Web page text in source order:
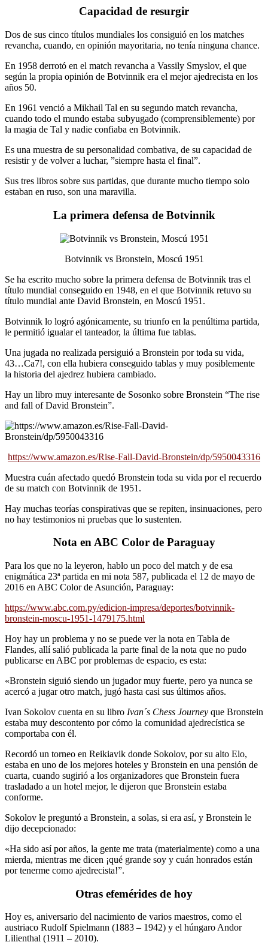
Capacidad de resurgir
Dos de sus cinco títulos mundiales los consiguió en los matches
revancha, cuando, en opinión mayoritaria, no tenía ninguna chance.
En 1958 derrotó en el match revancha a Vassily Smyslov, el que
según la propia opinión de Botvinnik era el mejor ajedrecista en los
años 50.
En 1961 venció a Mikhail Tal en su segundo match revancha,
cuando todo el mundo estaba subyugado (comprensiblemente) por
la magia de Tal y nadie confiaba en Botvinnik.
Es una muestra de su personalidad combativa, de su capacidad de
resistir y de volver a luchar, ”siempre hasta el final”.
Sus tres libros sobre sus partidas, que durante mucho tiempo solo
estaban en ruso, son una maravilla.
La primera defensa de Botvinnik
Botvinnik vs Bronstein, Moscú 1951
Se ha escrito mucho sobre la primera defensa de Botvinnik tras el
título mundial conseguido en 1948, en el que Botvinnik retuvo su
título mundial ante David Bronstein, en Moscú 1951.
Botvinnik lo logró agónicamente, su triunfo en la penúltima partida,
le permitió igualar el tanteador, la última fue tablas.
Una jugada no realizada persiguió a Bronstein por toda su vida,
43…Ca7!, con ella hubiera conseguido tablas y muy posiblemente
la historia del ajedrez hubiera cambiado.
Hay un libro muy interesante de Sosonko sobre Bronstein “The rise
and fall of David Bronstein”.
https://www.amazon.es/Rise-Fall-David-Bronstein/dp/5950043316
Muestra cuán afectado quedó Bronstein toda su vida por el recuerdo
de su match con Botvinnik de 1951.
Hay muchas teorías conspirativas que se repiten, insinuaciones, pero
no hay testimonios ni pruebas que lo sustenten.
Nota en ABC Color de Paraguay
Para los que no la leyeron, hablo un poco del match y de esa
enigmática 23ª partida en mi nota 587, publicada el 12 de mayo de
2016 en ABC Color de Asunción, Paraguay:
https://www.abc.com.py/edicion-impresa/deportes/botvinnik-
bronstein-moscu-1951-1479175.html
Hoy hay un problema y no se puede ver la nota en Tabla de
Flandes, allí salió publicada la parte final de la nota que no pudo
publicarse en ABC por problemas de espacio, es esta:
«Bronstein siguió siendo un jugador muy fuerte, pero ya nunca se
acercó a jugar otro match, jugó hasta casi sus últimos años.
Ivan Sokolov cuenta en su libro Ivan´s Chess Journey que Bronstein
estaba muy descontento por cómo la comunidad ajedrecística se
comportaba con él.
Recordó un torneo en Reikiavik donde Sokolov, por su alto Elo,
estaba en uno de los mejores hoteles y Bronstein en una pensión de
cuarta, cuando sugirió a los organizadores que Bronstein fuera
trasladado a un hotel mejor, le dijeron que Bronstein estaba
conforme.
Sokolov le preguntó a Bronstein, a solas, si era así, y Bronstein le
dijo decepcionado:
«Ha sido así por años, la gente me trata (materialmente) como a una
mierda, mientras me dicen ¡qué grande soy y cuán honrados están
por tenerme como ajedrecista!”.
Otras efemérides de hoy
Hoy es, aniversario del nacimiento de varios maestros, como el
austriaco Rudolf Spielmann (1883 – 1942) y el húngaro Andor
Lilienthal (1911 – 2010).